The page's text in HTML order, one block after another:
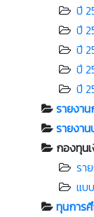
ปี
ปี
ปี
ปี
ปี
รายงา
รายงา
กองทุน
รา
แบ
ทุนการ